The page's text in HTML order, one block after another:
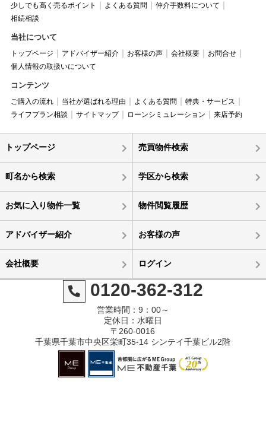
少しでも高く売るポイント
よくある質問
仲介手数料について
相続相談
当社について
トップページ アドバイザー紹介 お客様の声 会社概要
お問合せ
個人情報の取扱いについて
コンテンツ
ご購入の流れ 当社が選ばれる理由 よくある質問
特典・サービス
ライフプラン相談
サイトマップ ローンシミュレーション 来店予約
トップページ 売買物件検索
町名から検索 学区から検索
お気に入り物件一覧 物件閲覧履歴
アドバイザー紹介 お客様の声
会社概要 ログイン
0120-362-312
営業時間：9：00～
定休日：水曜日
〒260-0016
千葉県千葉市中央区栄町35-14 シンテイ千葉ビル2階